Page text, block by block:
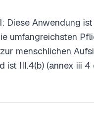
Diese Anwendung
umfangreichsten
menschlichen
III.4(b) (annex iii 4